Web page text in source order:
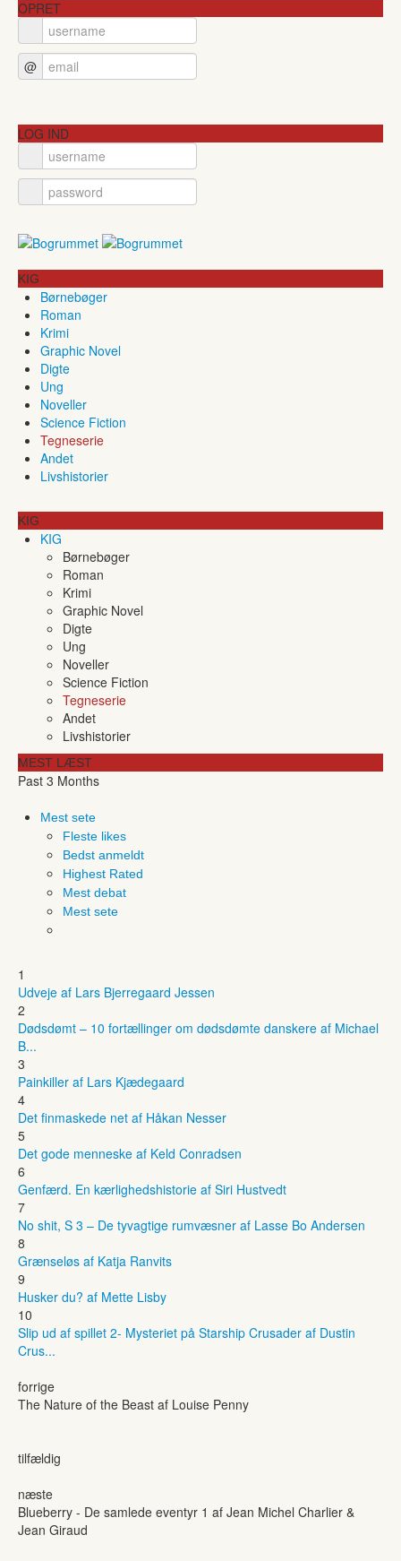
OPRET
@
LOG IND
KIG
Børnebøger
Roman
Krimi
Graphic Novel
Digte
Ung
Noveller
Science Fiction
Tegneserie
Andet
Livshistorier
KIG
KIG
Børnebøger
Roman
Krimi
Graphic Novel
Digte
Ung
Noveller
Science Fiction
Tegneserie
Andet
Livshistorier
MEST LÆST
Past 3 Months
Mest sete
Fleste likes
Bedst anmeldt
Highest Rated
Mest debat
Mest sete
1
Udveje af Lars Bjerregaard Jessen
2
Dødsdømt – 10 fortællinger om dødsdømte danskere af Michael
B...
3
Painkiller af Lars Kjædegaard
4
Det finmaskede net af Håkan Nesser
5
Det gode menneske af Keld Conradsen
6
Genfærd. En kærlighedshistorie af Siri Hustvedt
7
No shit, S 3 – De tyvagtige rumvæsner af Lasse Bo Andersen
8
Grænseløs af Katja Ranvits
9
Husker du? af Mette Lisby
10
Slip ud af spillet 2- Mysteriet på Starship Crusader af Dustin
Crus...
forrige
The Nature of the Beast af Louise Penny
tilfældig
næste
Blueberry - De samlede eventyr 1 af Jean Michel Charlier &
Jean Giraud